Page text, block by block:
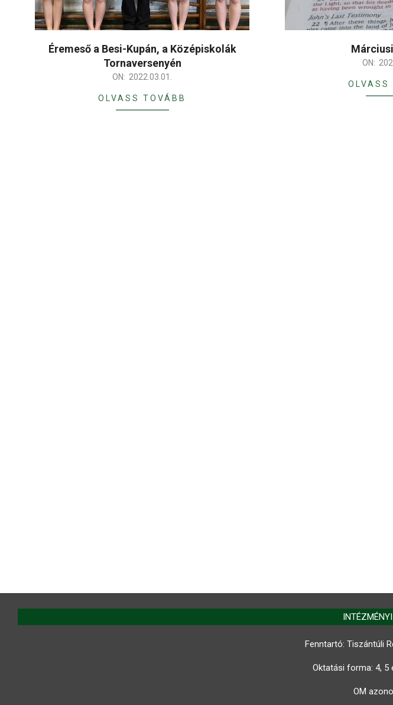
Éremeső a Besi-Kupán, a Középiskolák
Tornaversenyén
ON: 2022.03.01.
OLVASS TOVÁBB
ON:
OLVASS
Fenntartó: Tiszántúli
Oktatási forma: 4,
OM